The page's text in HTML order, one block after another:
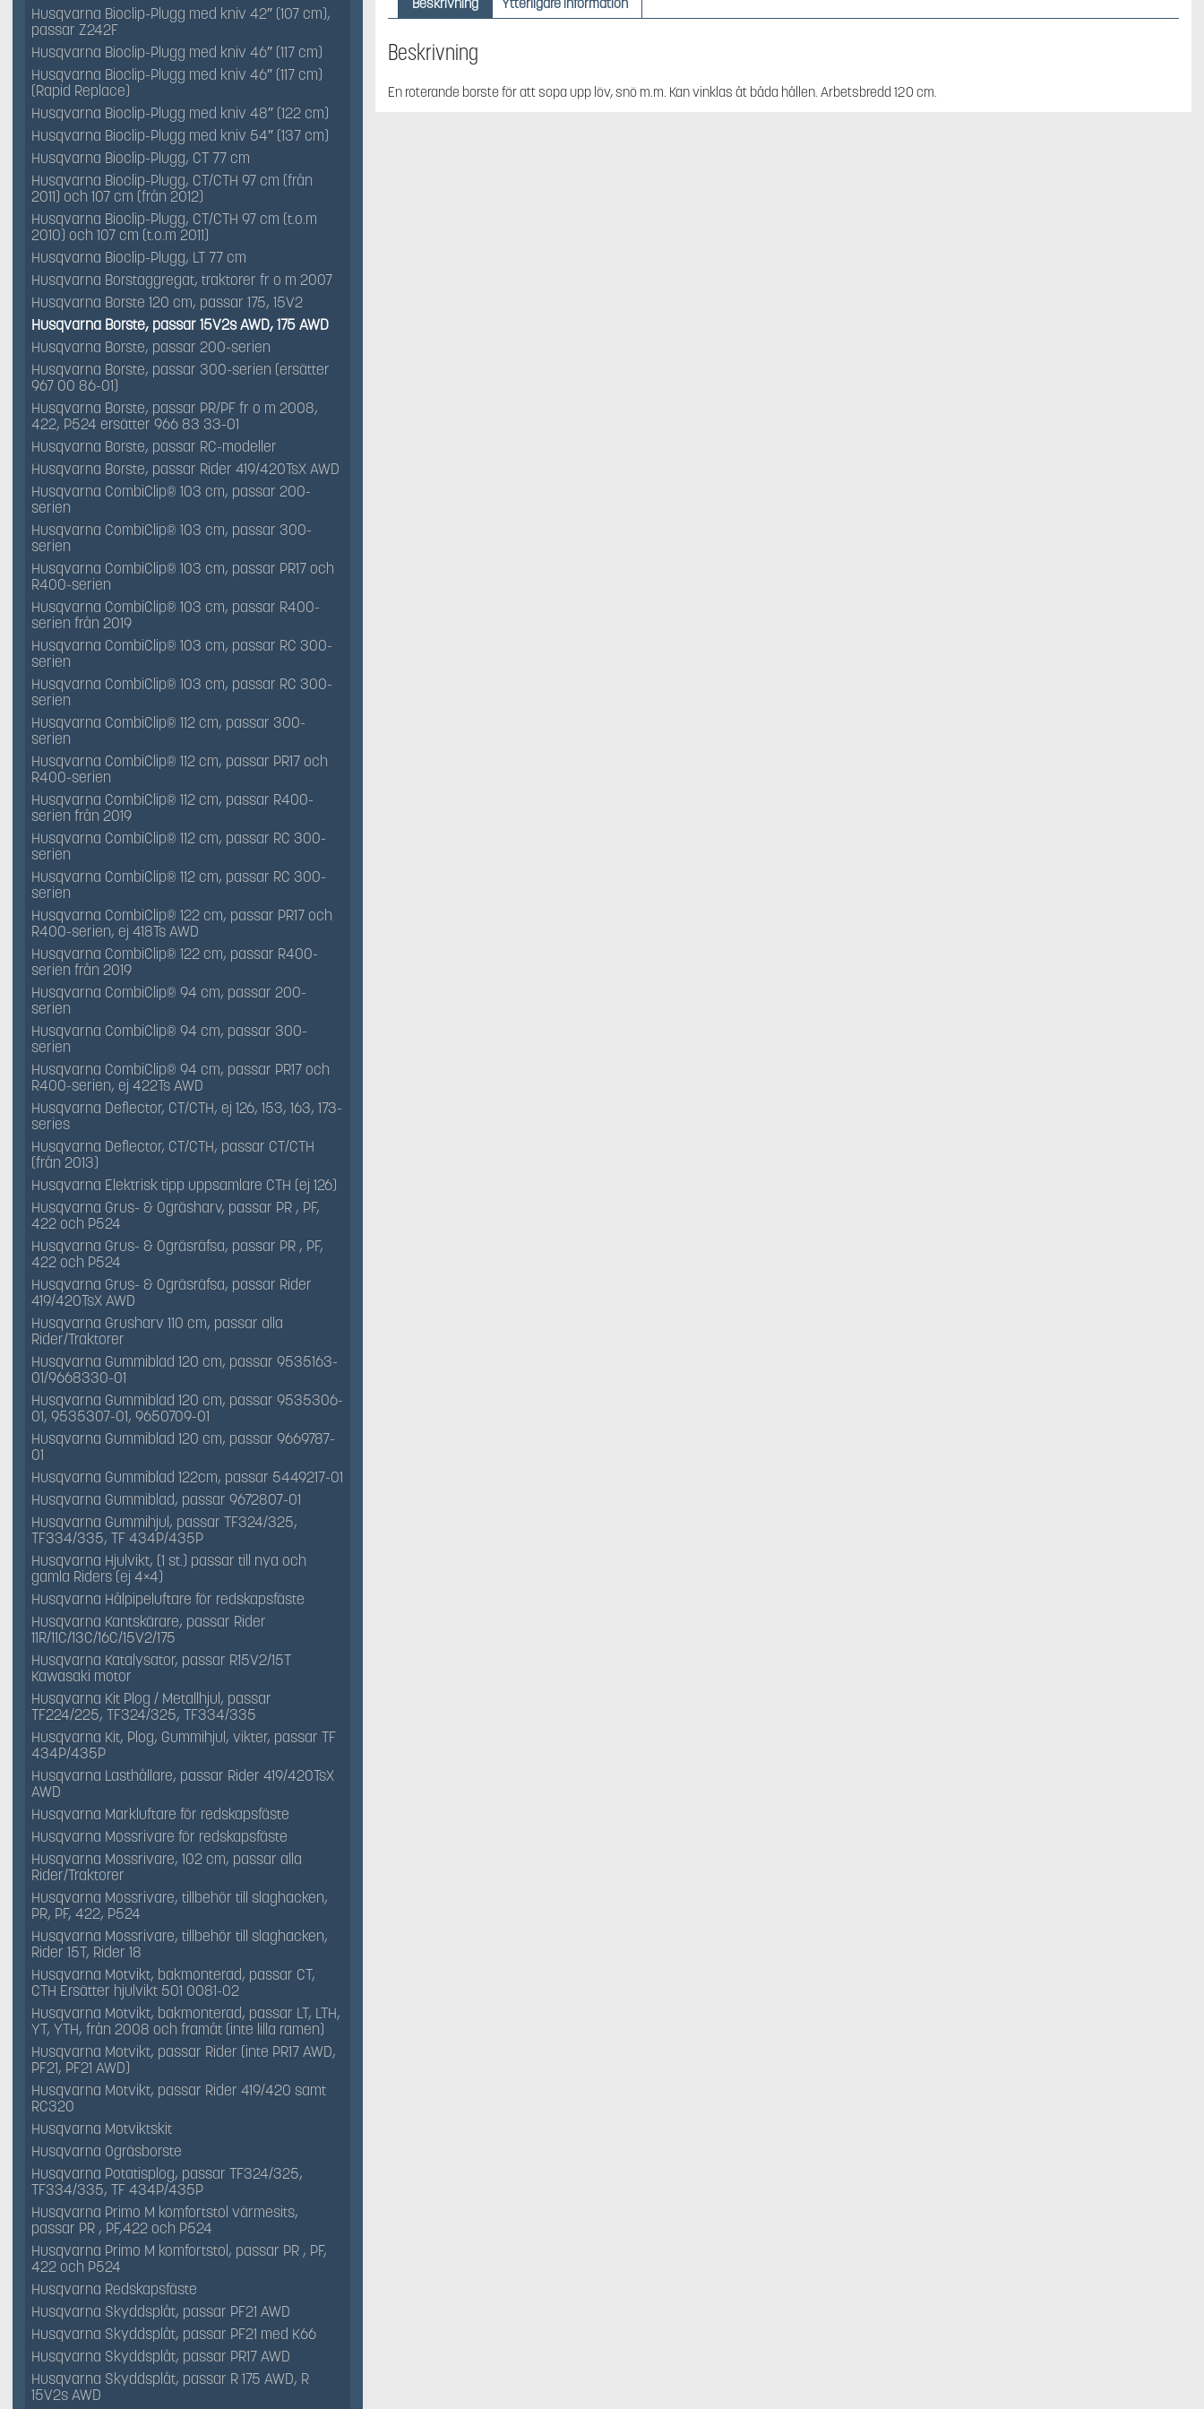
Husqvarna Bioclip-Plugg med kniv 42″ (107 cm),
passar Z242F
Husqvarna Bioclip-Plugg med kniv 46″ (117 cm)
Husqvarna Bioclip-Plugg med kniv 46″ (117 cm)
(Rapid Replace)
Husqvarna Bioclip-Plugg med kniv 48″ (122 cm)
Husqvarna Bioclip-Plugg med kniv 54″ (137 cm)
Husqvarna Bioclip-Plugg, CT 77 cm
Husqvarna Bioclip-Plugg, CT/CTH 97 cm (från
2011) och 107 cm (från 2012)
Husqvarna Bioclip-Plugg, CT/CTH 97 cm (t.o.m
2010) och 107 cm (t.o.m 2011)
Husqvarna Bioclip-Plugg, LT 77 cm
Husqvarna Borstaggregat, traktorer fr o m 2007
Husqvarna Borste 120 cm, passar 175, 15V2
Husqvarna Borste, passar 15V2s AWD, 175 AWD
Husqvarna Borste, passar 200-serien
Husqvarna Borste, passar 300-serien (ersätter
967 00 86-01)
Husqvarna Borste, passar PR/PF fr o m 2008,
422, P524 ersätter 966 83 33-01
Husqvarna Borste, passar RC-modeller
Husqvarna Borste, passar Rider 419/420TsX AWD
Husqvarna CombiClip® 103 cm, passar 200-
serien
Husqvarna CombiClip® 103 cm, passar 300-
serien
Husqvarna CombiClip® 103 cm, passar PR17 och
R400-serien
Husqvarna CombiClip® 103 cm, passar R400-
serien från 2019
Husqvarna CombiClip® 103 cm, passar RC 300-
serien
Husqvarna CombiClip® 103 cm, passar RC 300-
serien
Husqvarna CombiClip® 112 cm, passar 300-
serien
Husqvarna CombiClip® 112 cm, passar PR17 och
R400-serien
Husqvarna CombiClip® 112 cm, passar R400-
serien från 2019
Husqvarna CombiClip® 112 cm, passar RC 300-
serien
Husqvarna CombiClip® 112 cm, passar RC 300-
serien
Husqvarna CombiClip® 122 cm, passar PR17 och
R400-serien, ej 418Ts AWD
Husqvarna CombiClip® 122 cm, passar R400-
serien från 2019
Husqvarna CombiClip® 94 cm, passar 200-
serien
Husqvarna CombiClip® 94 cm, passar 300-
serien
Husqvarna CombiClip® 94 cm, passar PR17 och
R400-serien, ej 422Ts AWD
Husqvarna Deflector, CT/CTH, ej 126, 153, 163, 173-
series
Husqvarna Deflector, CT/CTH, passar CT/CTH
(från 2013)
Husqvarna Elektrisk tipp uppsamlare CTH (ej 126)
Husqvarna Grus- & Ogräsharv, passar PR , PF,
422 och P524
Husqvarna Grus- & Ogräsräfsa, passar PR , PF,
422 och P524
Husqvarna Grus- & Ogräsräfsa, passar Rider
419/420TsX AWD
Husqvarna Grusharv 110 cm, passar alla
Rider/Traktorer
Husqvarna Gummiblad 120 cm, passar 9535163-
01/9668330-01
Husqvarna Gummiblad 120 cm, passar 9535306-
01, 9535307-01, 9650709-01
Husqvarna Gummiblad 120 cm, passar 9669787-
01
Husqvarna Gummiblad 122cm, passar 5449217-01
Husqvarna Gummiblad, passar 9672807-01
Husqvarna Gummihjul, passar TF324/325,
TF334/335, TF 434P/435P
Husqvarna Hjulvikt, (1 st.) passar till nya och
gamla Riders (ej 4×4)
Husqvarna Hålpipeluftare för redskapsfäste
Husqvarna Kantskärare, passar Rider
11R/11C/13C/16C/15V2/175
Husqvarna Katalysator, passar R15V2/15T
Kawasaki motor
Husqvarna Kit Plog / Metallhjul, passar
TF224/225, TF324/325, TF334/335
Husqvarna Kit, Plog, Gummihjul, vikter, passar TF
434P/435P
Husqvarna Lasthållare, passar Rider 419/420TsX
AWD
Husqvarna Markluftare för redskapsfäste
Husqvarna Mossrivare för redskapsfäste
Husqvarna Mossrivare, 102 cm, passar alla
Rider/Traktorer
Husqvarna Mossrivare, tillbehör till slaghacken,
PR, PF, 422, P524
Husqvarna Mossrivare, tillbehör till slaghacken,
Rider 15T, Rider 18
Husqvarna Motvikt, bakmonterad, passar CT,
CTH Ersätter hjulvikt 501 0081-02
Husqvarna Motvikt, bakmonterad, passar LT, LTH,
YT, YTH, från 2008 och framåt (inte lilla ramen)
Husqvarna Motvikt, passar Rider (inte PR17 AWD,
PF21, PF21 AWD)
Husqvarna Motvikt, passar Rider 419/420 samt
RC320
Husqvarna Motviktskit
Husqvarna Ogräsborste
Husqvarna Potatisplog, passar TF324/325,
TF334/335, TF 434P/435P
Husqvarna Primo M komfortstol värmesits,
passar PR , PF,422 och P524
Husqvarna Primo M komfortstol, passar PR , PF,
422 och P524
Husqvarna Redskapsfäste
Husqvarna Skyddsplåt, passar PF21 AWD
Husqvarna Skyddsplåt, passar PF21 med K66
Husqvarna Skyddsplåt, passar PR17 AWD
Husqvarna Skyddsplåt, passar R 175 AWD, R
15V2s AWD
Beskrivning Ytterligare information
Beskrivning
En roterande borste för att sopa upp löv, snö m.m. Kan vinklas åt båda hållen. Arbetsbredd 120 cm.